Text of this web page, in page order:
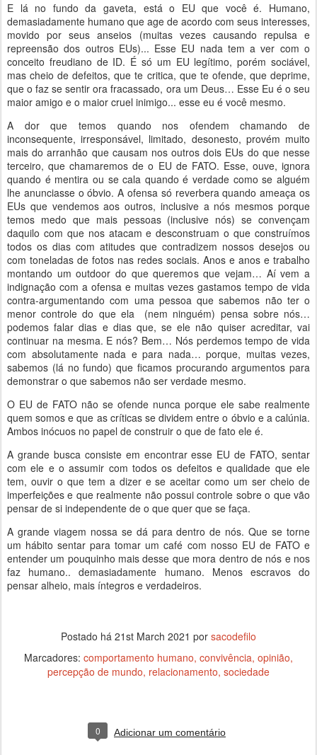
E lá no fundo da gaveta, está o EU que você é. Humano,
demasiadamente humano que age de acordo com seus interesses,
movido por seus anseios (muitas vezes causando repulsa e
repreensão dos outros EUs)... Esse EU nada tem a ver com o
conceito freudiano de ID. É só um EU legítimo, porém sociável,
mas cheio de defeitos, que te critica, que te ofende, que deprime,
que o faz se sentir ora fracassado, ora um Deus… Esse Eu é o seu
maior amigo e o maior cruel inimigo... esse eu é você mesmo.
A dor que temos quando nos ofendem chamando de
inconsequente, irresponsável, limitado, desonesto, provém muito
mais do arranhão que causam nos outros dois EUs do que nesse
terceiro, que chamaremos de o EU de FATO. Esse, ouve, ignora
quando é mentira ou se cala quando é verdade como se alguém
lhe anunciasse o óbvio. A ofensa só reverbera quando ameaça os
EUs que vendemos aos outros, inclusive a nós mesmos porque
temos medo que mais pessoas (inclusive nós) se convençam
daquilo com que nos atacam e desconstruam o que construímos
todos os dias com atitudes que contradizem nossos desejos ou
com toneladas de fotos nas redes sociais. Anos e anos e trabalho
montando um outdoor do que queremos que vejam… Aí vem a
indignação com a ofensa e muitas vezes gastamos tempo de vida
contra-argumentando com uma pessoa que sabemos não ter o
menor controle do que ela (nem ninguém) pensa sobre nós…
podemos falar dias e dias que, se ele não quiser acreditar, vai
continuar na mesma. E nós? Bem… Nós perdemos tempo de vida
com absolutamente nada e para nada… porque, muitas vezes,
sabemos (lá no fundo) que ficamos procurando argumentos para
demonstrar o que sabemos não ser verdade mesmo.
O EU de FATO não se ofende nunca porque ele sabe realmente
quem somos e que as críticas se dividem entre o óbvio e a calúnia.
Ambos inócuos no papel de construir o que de fato ele é.
A grande busca consiste em encontrar esse EU de FATO, sentar
com ele e o assumir com todos os defeitos e qualidade que ele
tem, ouvir o que tem a dizer e se aceitar como um ser cheio de
imperfeições e que realmente não possui controle sobre o que vão
pensar de si independente de o que quer que se faça.
A grande viagem nossa se dá para dentro de nós. Que se torne
um hábito sentar para tomar um café com nosso EU de FATO e
entender um pouquinho mais desse que mora dentro de nós e nos
faz humano.. demasiadamente humano. Menos escravos do
pensar alheio, mais íntegros e verdadeiros.
Postado há 21st March 2021 por sacodefilo
Marcadores: comportamento humano convivência opinião
percepção de mundo relacionamento sociedade
0 Adicionar um comentário